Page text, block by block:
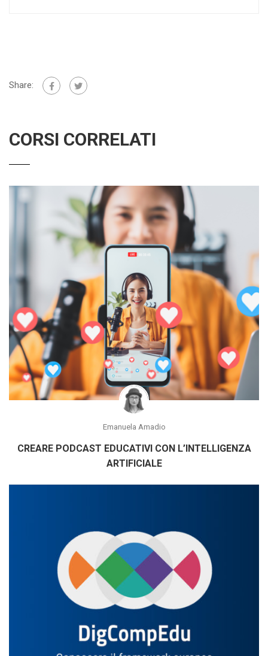
Share:
CORSI CORRELATI
Emanuela Amadio
CREARE PODCAST EDUCATIVI CON L’INTELLIGENZA
ARTIFICIALE